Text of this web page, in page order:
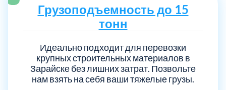
Грузоподъемность до 15
тонн
Идеально подходит для перевозки
крупных строительных материалов в
Зарайске без лишних затрат. Позвольте
нам взять на себя ваши тяжелые грузы.